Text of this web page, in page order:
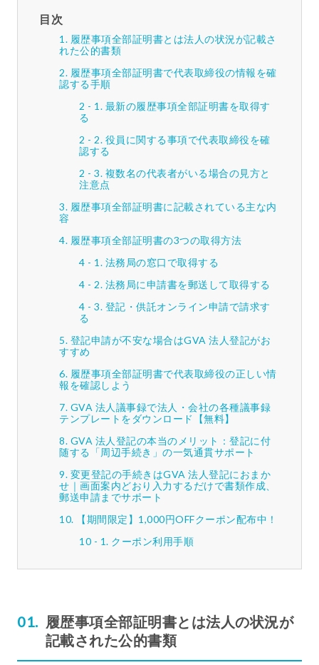
目次
履歴事項全部証明書とは法人の状況が記載さ
れた公的書類
履歴事項全部証明書で代表取締役の情報を確
認する手順
最新の履歴事項全部証明書を取得す
る
役員に関する事項で代表取締役を確
認する
複数名の代表者がいる場合の見方と
注意点
履歴事項全部証明書に記載されている主な内
容
履歴事項全部証明書の3つの取得方法
法務局の窓口で取得する
法務局に申請書を郵送して取得する
登記・供託オンライン申請で請求す
る
登記申請が不安な場合はGVA 法人登記がお
すすめ
履歴事項全部証明書で代表取締役の正しい情
報を確認しよう
GVA 法人議事録で法人・会社の各種議事録
テンプレートをダウンロード【無料】
GVA 法人登記の本当のメリット：登記に付
随する「周辺手続き」の一気通貫サポート
変更登記の手続きはGVA 法人登記におまか
せ｜画面案内どおり入力するだけで書類作成、
郵送申請までサポート
【期間限定】1,000円OFFクーポン配布中！
クーポン利用手順
履歴事項全部証明書とは法人の状況が
記載された公的書類